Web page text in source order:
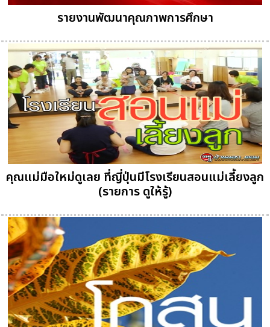
รายงานพัฒนาคุณภาพการศึกษา
คุณแม่มือใหม่ดูเลย ที่ญี่ปุ่นมีโรงเรียนสอนแม่เลี้ยงลูก
(รายการ ดูให้รู้)